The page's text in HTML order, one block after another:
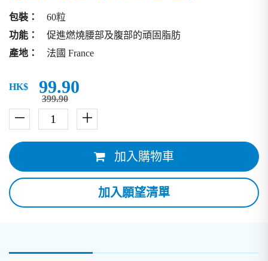
包裝：
60粒
功能：
促進燃燒腰部及腹部的頑固脂肪
產地：
法國 France
HK$ 99.90
399.90
－ ＋
加入購物車
加入願望清單